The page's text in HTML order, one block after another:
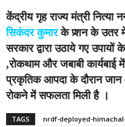
केंद्रीय गृह राज्य मंत्री नित्या
सिकंदर कुमार के प्र्शन के उतर
सरकार द्वारा उठाये गए
,रोकथाम और जबाबी
प्रकृतिक आपदा के दौरान
रोकने में सफलता मिली है ।
TAGS nrdf-deployed-